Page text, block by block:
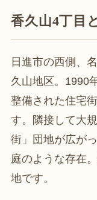
香久山4丁目
日進市の西側、
久山地区。1990
整備された住宅
す。隣接して大
街」団地が広が
庭のような存在
地です。